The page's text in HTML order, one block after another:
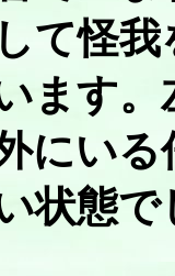
て怪
ます
にい
状態で